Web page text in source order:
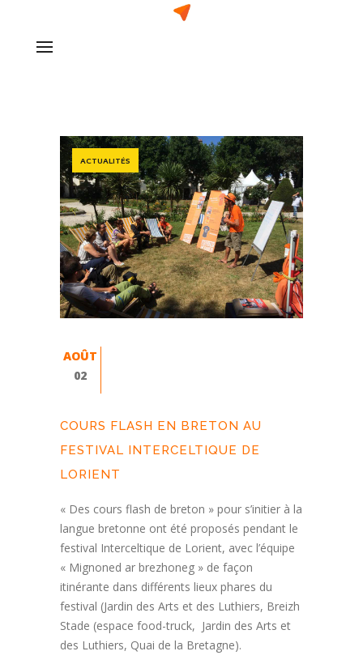
ACTUALITÉS
AOÛT
02
COURS FLASH EN BRETON AU
FESTIVAL INTERCELTIQUE DE
LORIENT
« Des cours flash de breton » pour s’initier à la
langue bretonne ont été proposés pendant le
festival Interceltique de Lorient, avec l’équipe
« Mignoned ar brezhoneg » de façon
itinérante dans différents lieux phares du
festival (Jardin des Arts et des Luthiers, Breizh
Stade (espace food-truck, Jardin des Arts et
des Luthiers, Quai de la Bretagne).